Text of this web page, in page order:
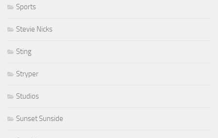
Sports
Stevie Nicks
Sting
Stryper
Studios
Sunset Sunside